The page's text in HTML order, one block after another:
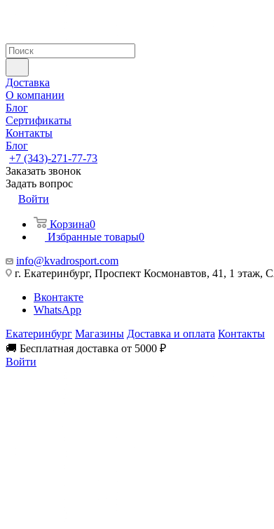
Доставка
О компании
Блог
Сертификаты
Контакты
Блог
+7 (343)-271-77-73
Заказать звонок
Задать вопрос
Войти
Корзина0
Избранные товары0
info@kvadrosport.com
г. Екатеринбург, Проспект Космонавтов, 41, 1 этаж,
Вконтакте
WhatsApp
Екатеринбург Магазины Доставка и оплата Контакты
🚚 Бесплатная доставка от 5000 ₽
Войти